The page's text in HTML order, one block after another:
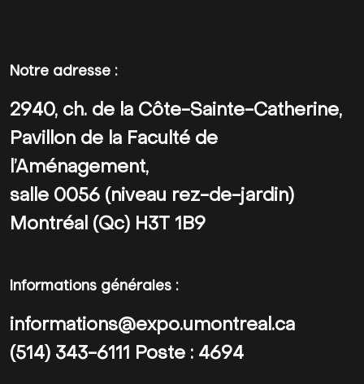
Notre adresse :
2940, ch. de la Côte-Sainte-Catherine,
Pavillon de la Faculté de
l’Aménagement,
salle 0056 (niveau rez-de-jardin)
Montréal (Qc) H3T 1B9
Informations générales :
informations@expo.umontreal.ca
(514) 343-6111 Poste : 4694